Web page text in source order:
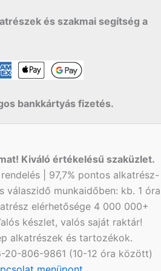
és szakmai segítség a
bankkártyás fizetés.
Kiváló értékelésű szaküzlet.
| 97,7% pontos alkatrész-
válaszidő munkaidőben: kb. 1 óra
elérhetősége 4 000 000+
készlet, valós saját raktár!
alkatrészek és tartozékok.
20-806-9861 (10-12 óra között)